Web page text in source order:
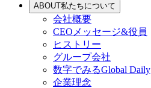
ABOUT私たちについて
会社概要
CEOメッセージ&役員
ヒストリー
グループ会社
数字でみるGlobal Daily
企業理念